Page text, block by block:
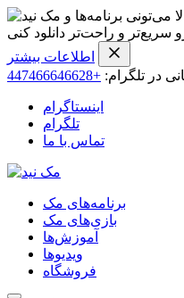
می‌تونی برنامه‌ها و
سریع‌تر و راحت‌تر دانلود کنی
اطلاعات بیشتر
در تلگرام: +447466646628
اینستاگرام
تلگرام
تماس با ما
برنامه‌های مک
بازی‌های مک
آموزش‌ها
ویدیو‌ها
فروشگاه